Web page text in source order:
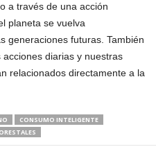
a través de una acción
planeta se vuelva
generaciones futuras. También
diarias y nuestras
relacionados directamente a la
CONSUMO INTELIGENTE